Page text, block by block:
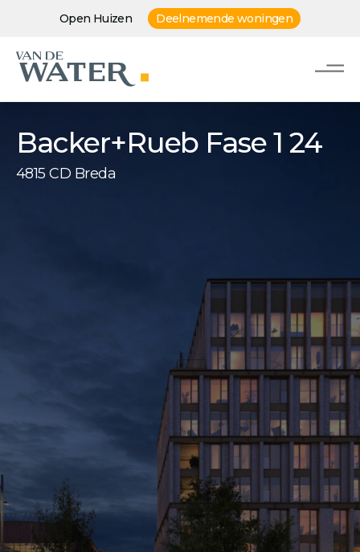
Open Huizen Deelnemende woningen
Backer+Rueb Fase 1 24
4815 CD Breda